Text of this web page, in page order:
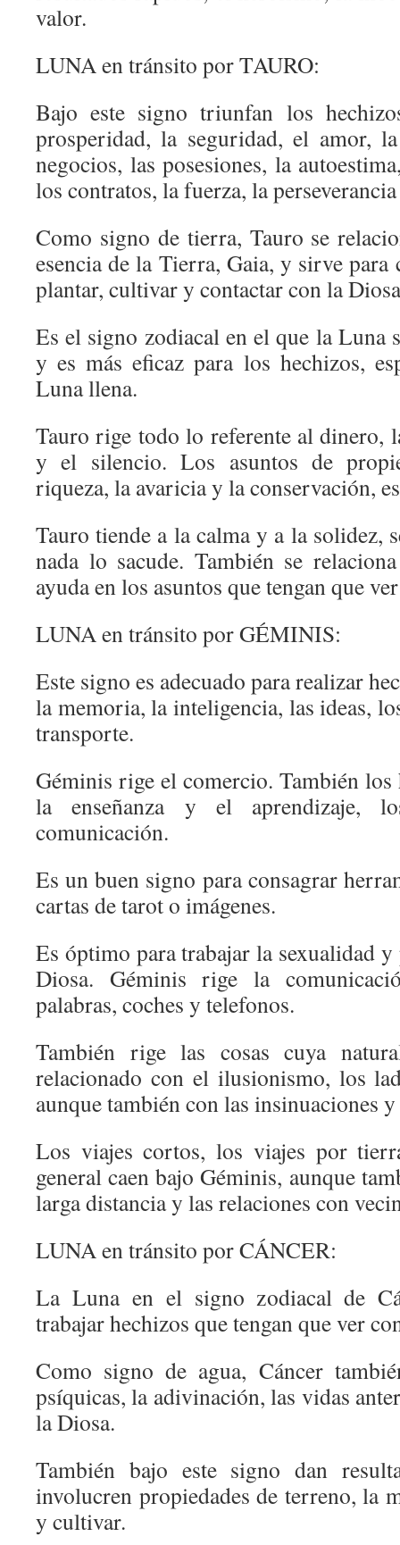
valor.
LUNA en tránsito por TAURO:
Bajo este signo triunfan los
prosperidad, la seguridad, el amor,
negocios, las posesiones, la
los contratos, la fuerza, la
Como signo de tierra, Tauro se
esencia de la Tierra, Gaia, y sirve para
plantar, cultivar y contactar con la
Es el signo zodiacal en el que la Luna
y es más eficaz para los hechizos,
Luna llena.
Tauro rige todo lo referente al dinero,
y el silencio. Los asuntos de
riqueza, la avaricia y la conservación,
Tauro tiende a la calma y a la solidez,
nada lo sacude. También se
ayuda en los asuntos que tengan que
LUNA en tránsito por GÉMINIS:
Este signo es adecuado para realizar
la memoria, la inteligencia, las ideas,
transporte.
Géminis rige el comercio. También
la enseñanza y el aprendizaje,
comunicación.
Es un buen signo para consagrar
cartas de tarot o imágenes.
Es óptimo para trabajar la sexualidad y
Diosa. Géminis rige la
palabras, coches y telefonos.
También rige las cosas cuya
relacionado con el ilusionismo, los
aunque también con las insinuaciones
Los viajes cortos, los viajes por
general caen bajo Géminis, aunque
larga distancia y las relaciones con
LUNA en tránsito por CÁNCER:
La Luna en el signo zodiacal de
trabajar hechizos que tengan que ver
Como signo de agua, Cáncer
psíquicas, la adivinación, las vidas
la Diosa.
También bajo este signo dan
involucren propiedades de terreno, la
y cultivar.